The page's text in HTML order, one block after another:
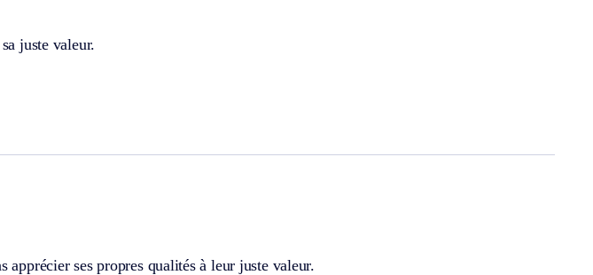
juste valeur.
apprécier ses propres qualités à leur juste valeur.